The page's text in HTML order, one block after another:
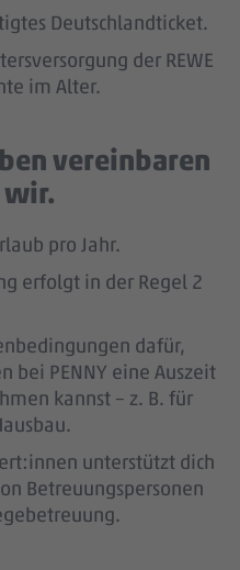
Deutschlandticket.
der REWE
im Alter.
vereinbaren
wir.
pro Jahr.
erfolgt in der Regel 2
dafür,
bei PENNY eine Auszeit
kannst – z. B. für
unterstützt dich
Betreuungspersonen